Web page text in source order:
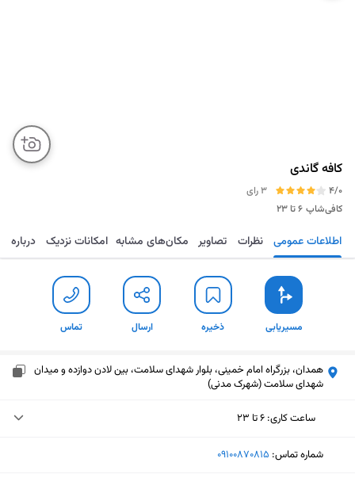
کافه گاندی
4/0
3 رای
کافی‌شاپ ۶ تا ۲۳
مسیریابی ذخیره ارسال تماس اطلاعات عمومی نظرات تصاویر مکان‌های مشابه امکانات نزدیک درباره
مسیریابی ذخیره ارسال تماس
همدان، بزرگراه امام خمینی، بلوار شهدای سلامت، بین لادن دوازده و میدان
شهدای سلامت (شهرک مدنی)
ساعت کاری: ۶ تا ۲۳
دوشنبه (امروز)
شماره تماس: ‎09100870815